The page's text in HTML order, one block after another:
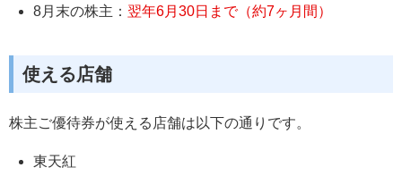
8月末の株主： 翌年6月30日まで（約7ヶ月間）
使える店舗
株主ご優待券が使える店舗は以下の通りです。
東天紅